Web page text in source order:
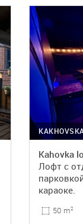
Лофт с
караоке.
50 m2